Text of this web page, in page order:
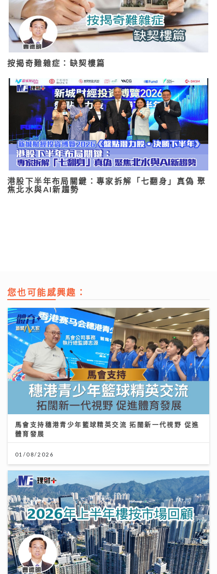
按揭奇難雜症：缺契樓篇
港股下半年布局關鍵：專家拆解「七翻身」真偽 聚
焦北水與AI新趨勢
您也可能感興趣：
馬會支持穗港青少年籃球精英交流 拓闊新一代視野 促進
體育發展
01/08/2026